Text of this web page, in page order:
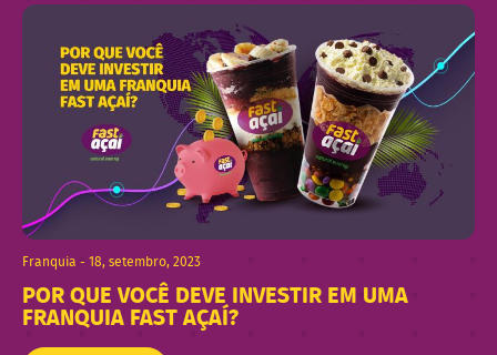
Franquia - 18, setembro, 2023
POR QUE VOCÊ DEVE INVESTIR EM UMA
FRANQUIA FAST AÇAÍ?